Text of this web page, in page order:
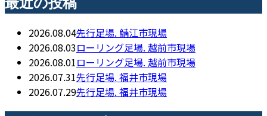
2026.08.04先行足場. 鯖江市現場
2026.08.03ローリング足場. 越前市現場
2026.08.01ローリング足場. 越前市現場
2026.07.31先行足場. 福井市現場
2026.07.29先行足場. 福井市現場